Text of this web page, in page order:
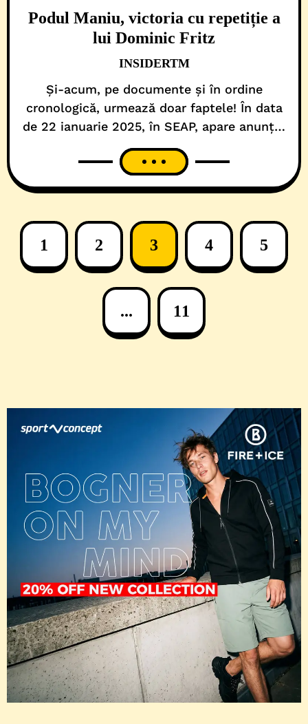
Podul Maniu, victoria cu repetiție a
lui Dominic Fritz
INSIDERTM
Și-acum, pe documente și în ordine
cronologică, urmează doar faptele! În data
de 22 ianuarie 2025, în SEAP, apare anunțul
de participare (CN1077225) pentru „Execuție
lucrări reabilitare pod Iuliu Maniu (Muncii)
de beneficiar al investiției de infrastructură
publică, a analizat cele 5 oferte depuse,
1 2 3 4 5
... 11